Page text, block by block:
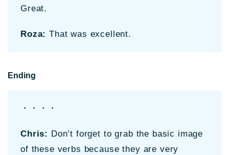
Great.
Roza: That was excellent.
Ending
・・・・
Chris: Don’t forget to grab the basic image
of these verbs because they are very